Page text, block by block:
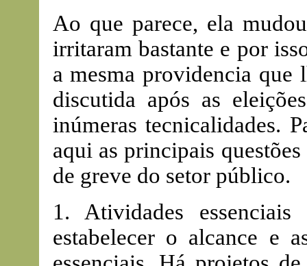
Ao que parece, ela
irritaram bastante e por
a mesma providencia que
discutida após as
inúmeras tecnicalidades.
aqui as principais
de greve do setor público.
1. Atividades
estabelecer o alcance e